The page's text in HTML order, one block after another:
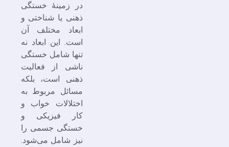
در زمینۀ خستگی
ذهنی یا شناختی و
ابعاد مختلف آن
است. این ابعاد نه
تنها شامل خستگی
ناشی از فعالیت
ذهنی است، بلکه
مسائل مربوط به
اختلالات خواب و
کار فیزیکی و
خستگی جسمی را
نیز شامل می‌شود.